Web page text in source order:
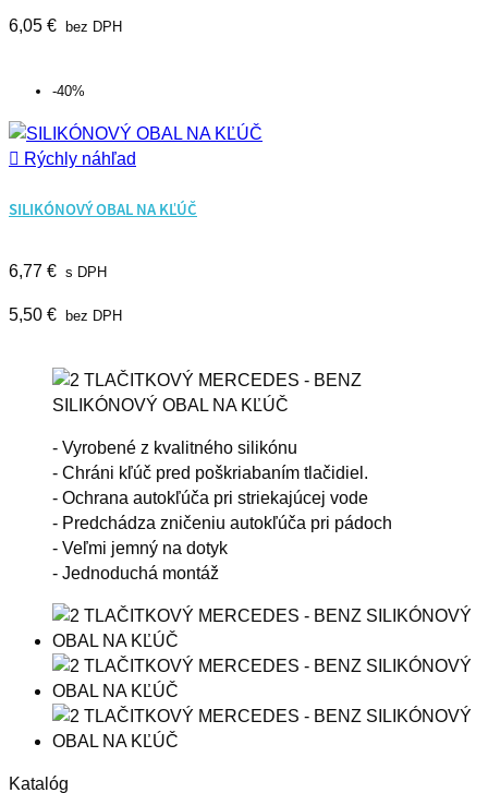
6,05 € bez DPH
-40%
 Rýchly náhľad
SILIKÓNOVÝ OBAL NA KĽÚČ
6,77 € s DPH
5,50 € bez DPH
- Vyrobené z kvalitného silikónu
- Chráni kľúč pred poškriabaním tlačidiel.
- Ochrana autokľúča pri striekajúcej vode
- Predchádza zničeniu autokľúča pri pádoch
- Veľmi jemný na dotyk
- Jednoduchá montáž
Katalóg